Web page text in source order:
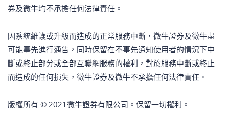
券及微牛均不承擔任何法律責任。
因系統維護或升級而造成的正常服務中斷，微牛證券及微牛盡
可能事先進行通告，同時保留在不事先通知使用者的情況下中
斷或終止部分或全部互聯網服務的權利，對於服務中斷或終止
而造成的任何損失，微牛證券及微牛不承擔任何法律責任。
版權所有 © 2021微牛證券有限公司。保留一切權利。